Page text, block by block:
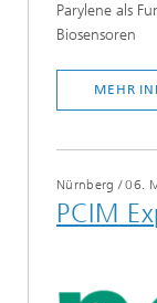
Parylene als
Biosensoren
MEHR
Nürnberg /06.
PCIM